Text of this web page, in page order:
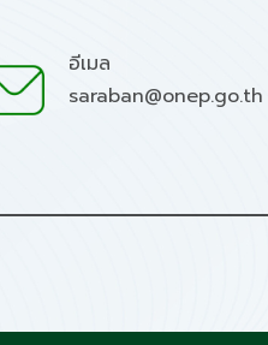
อีเมล
saraban@onep.go.th